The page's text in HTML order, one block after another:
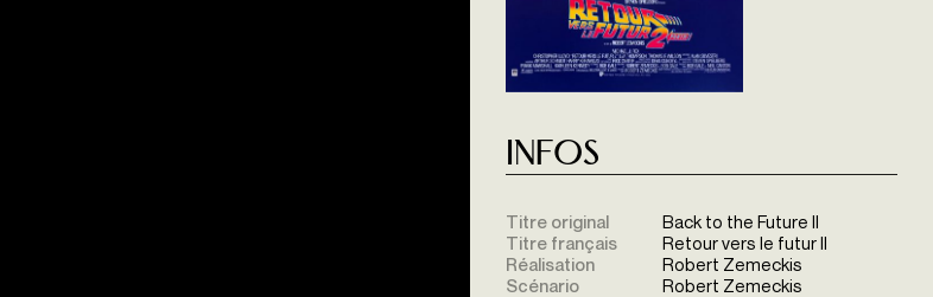
Infos
Titre original
Back to the Future II
Titre français
Retour vers le futur II
Réalisation
Robert Zemeckis
Scénario
Robert Zemeckis